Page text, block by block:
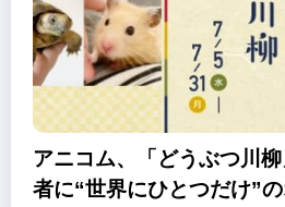
アニコム、「どうぶつ川
者に“世界にひとつだけ”